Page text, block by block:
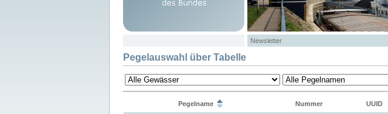
Newsletter
Pegelauswahl über Tabelle
Pegelname Nummer UUID